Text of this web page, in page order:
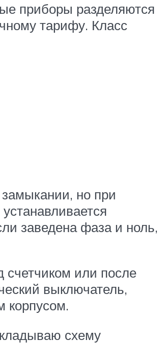
приборы разделяются
тарифу. Класс
но при
заведена фаза и ноль,
счетчиком или после
выключатель,
корпусом.
схему